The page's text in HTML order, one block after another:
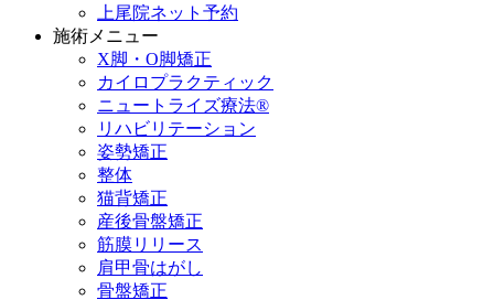
上尾院ネット予約
施術メニュー
X脚・O脚矯正
カイロプラクティック
ニュートライズ療法®
リハビリテーション
姿勢矯正
整体
猫背矯正
産後骨盤矯正
筋膜リリース
肩甲骨はがし
骨盤矯正